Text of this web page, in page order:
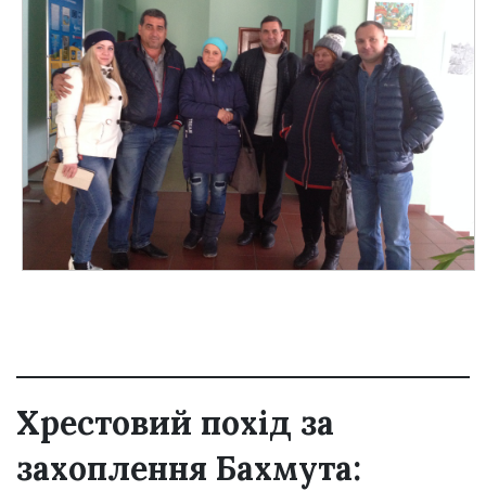
Хрестовий похід за
захоплення Бахмута: